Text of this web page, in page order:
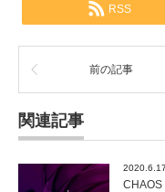
RSS
前の記事
関連記事
2020.6.17
CHAOS